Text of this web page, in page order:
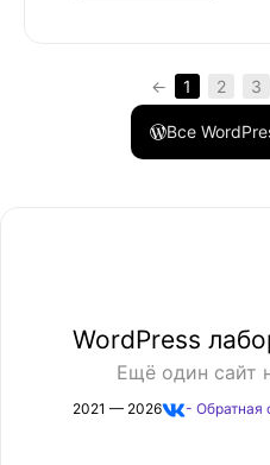
← 1 2 3
Все
WordPress
Ещё один сайт
2021 — 2026 - Обратная